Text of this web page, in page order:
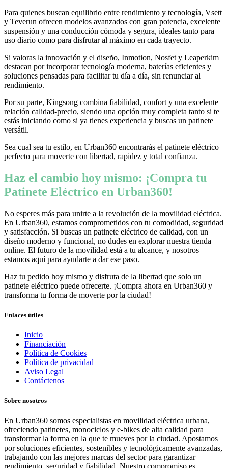
Para quienes buscan equilibrio entre rendimiento y tecnología, Vsett
y Teverun ofrecen modelos avanzados con gran potencia, excelente
suspensión y una conducción cómoda y segura, ideales tanto para
uso diario como para disfrutar al máximo en cada trayecto.
Si valoras la innovación y el diseño, Inmotion, Nosfet y Leaperkim
destacan por incorporar tecnología moderna, baterías eficientes y
soluciones pensadas para facilitar tu día a día, sin renunciar al
rendimiento.
Por su parte, Kingsong combina fiabilidad, confort y una excelente
relación calidad-precio, siendo una opción muy completa tanto si te
estás iniciando como si ya tienes experiencia y buscas un patinete
versátil.
Sea cual sea tu estilo, en Urban360 encontrarás el patinete eléctrico
perfecto para moverte con libertad, rapidez y total confianza.
Haz el cambio hoy mismo: ¡Compra tu
Patinete Eléctrico en Urban360!
No esperes más para unirte a la revolución de la movilidad eléctrica.
En Urban360, estamos comprometidos con tu comodidad, seguridad
y satisfacción. Si buscas un patinete eléctrico de calidad, con un
diseño moderno y funcional, no dudes en explorar nuestra tienda
online. El futuro de la movilidad está a tu alcance, y nosotros
estamos aquí para ayudarte a dar ese paso.
Haz tu pedido hoy mismo y disfruta de la libertad que solo un
patinete eléctrico puede ofrecerte. ¡Compra ahora en Urban360 y
transforma tu forma de moverte por la ciudad!
Enlaces útiles
Inicio
Financiación
Política de Cookies
Política de privacidad
Aviso Legal
Contáctenos
Sobre nosotros
En Urban360 somos especialistas en movilidad eléctrica urbana,
ofreciendo patinetes, monociclos y e-bikes de alta calidad para
transformar la forma en la que te mueves por la ciudad. Apostamos
por soluciones eficientes, sostenibles y tecnológicamente avanzadas,
trabajando con las mejores marcas del sector para garantizar